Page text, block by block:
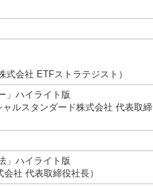
式会社 ETFストラテジスト）
」ハイライト版
ルスタンダード株式会社 代表取締
」ハイライト版
社 代表取締役社長）